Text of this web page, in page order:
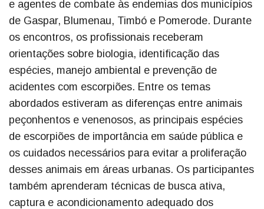
e agentes de combate às endemias dos municípios
de Gaspar, Blumenau, Timbó e Pomerode. Durante
os encontros, os profissionais receberam
orientações sobre biologia, identificação das
espécies, manejo ambiental e prevenção de
acidentes com escorpiões. Entre os temas
abordados estiveram as diferenças entre animais
peçonhentos e venenosos, as principais espécies
de escorpiões de importância em saúde pública e
os cuidados necessários para evitar a proliferação
desses animais em áreas urbanas. Os participantes
também aprenderam técnicas de busca ativa,
captura e acondicionamento adequado dos